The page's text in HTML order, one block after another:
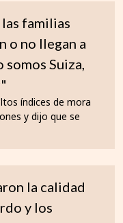
familias
o no llegan a
Suiza,
índices de mora
y dijo que se
la calidad
y los